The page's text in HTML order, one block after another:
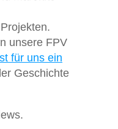
unsere FPV
für uns ein
Geschichte